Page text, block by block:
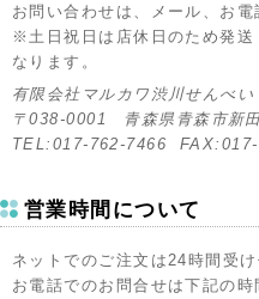
お問い合わせは、メール、お
※土日祝日は店休日のため発送
なります。
有限会社マルカワ渋川せんべい
〒038-0001 青森県青森市新
TEL:017-762-7466
営業時間について
ネットでのご注文は24時間受け
お電話でのお問合せは下記の時